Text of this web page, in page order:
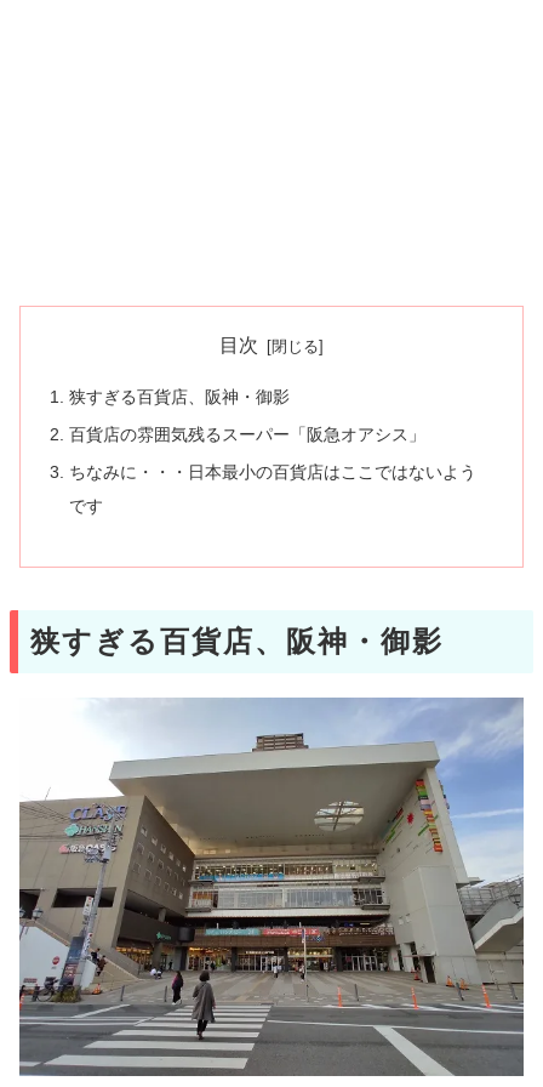
目次
狭すぎる百貨店、阪神・御影
百貨店の雰囲気残るスーパー「阪急オアシス」
ちなみに・・・日本最小の百貨店はここではないよう
です
狭すぎる百貨店、阪神・御影